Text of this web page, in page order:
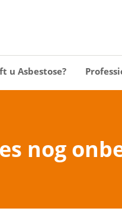
u Asbestose?
nog